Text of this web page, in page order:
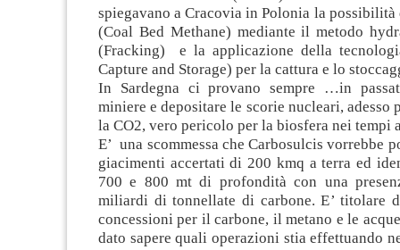
spiegavano a Cracovia in Polonia la
(Coal Bed Methane) mediante il metodo
(Fracking) e la applicazione della
Capture and Storage) per la cattura e lo
In Sardegna ci provano sempre …in
miniere e depositare le scorie nucleari, adesso
la CO2, vero pericolo per la biosfera nei tempi
E’ una scommessa che Carbosulcis vorrebbe
giacimenti accertati di 200 kmq a terra ed
700 e 800 mt di profondità con una
miliardi di tonnellate di carbone. E’ titolare
concessioni per il carbone, il metano e le
dato sapere quali operazioni stia effettuando